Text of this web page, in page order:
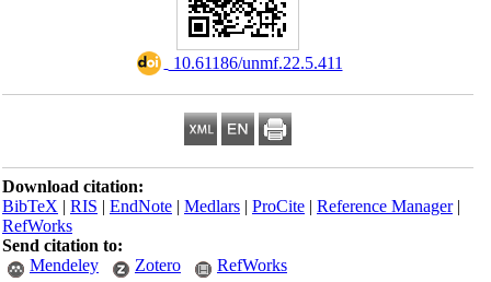
‎ 10.61186/unmf.22.5.411
Download citation:
BibTeX|RIS|EndNote|Medlars|ProCite|Reference Manager
RefWorks
Send citation to:
Mendeley
Zotero RefWorks